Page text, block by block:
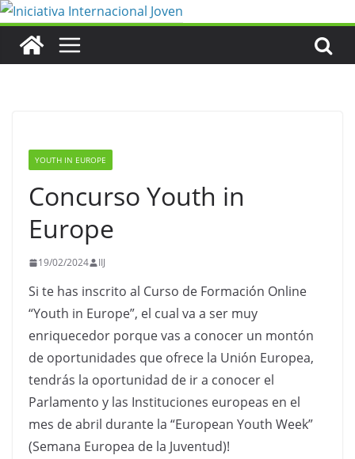
Saltar
contenido
YOUTH IN EUROPE
Concurso Youth in
Europe
19/02/2024 IIJ
Si te has inscrito al Curso de Formación Online
“Youth in Europe”, el cual va a ser muy
enriquecedor porque vas a conocer un montón
de oportunidades que ofrece la Unión Europea,
tendrás la oportunidad de ir a conocer el
Parlamento y las Instituciones europeas en el
mes de abril durante la “European Youth Week”
(Semana Europea de la Juventud)!